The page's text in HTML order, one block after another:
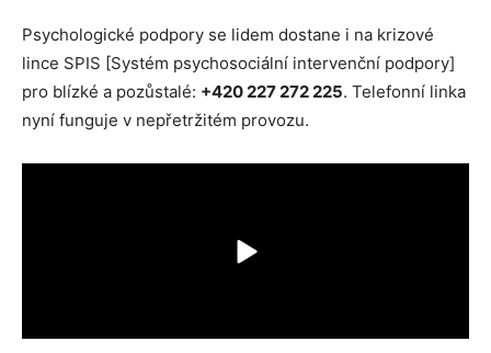
Psychologické podpory se lidem dostane i na krizové
lince SPIS [Systém psychosociální intervenční podpory]
pro blízké a pozůstalé: +420 227 272 225. Telefonní linka
nyní funguje v nepřetržitém provozu.